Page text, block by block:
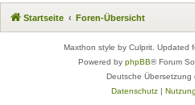
Startseite Foren-Übersicht
Maxthon style by Culprit. Updated
Powered by phpBB® Forum
Deutsche Übersetzung
Datenschutz|